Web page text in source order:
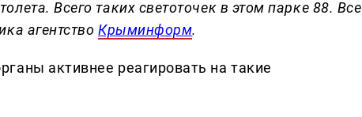
Всего таких светоточек в этом парке 88. Все
агентствоКрыминформ.
активнее реагировать на такие